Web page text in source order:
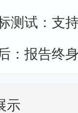
测试：支
：报告终
示